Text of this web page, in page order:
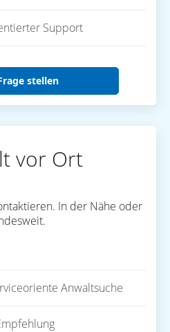
Support
stellen
vor Ort
In der Nähe oder
Anwaltsuche